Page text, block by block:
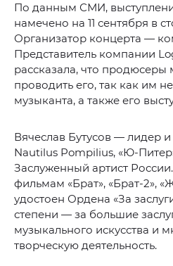
По данным СМИ,
намечено на 11 сентября в
Организатор концерта —
Представитель компании
рассказала, что продюсеры
проводить его, так как им
музыканта, а также его
Вячеслав Бутусов — лидер
Nautilus Pompilius, «Ю-
Заслуженный артист
фильмам «Брат», «Брат-2»,
удостоен Ордена «За
степени — за большие
музыкального искусства и
творческую деятельность.